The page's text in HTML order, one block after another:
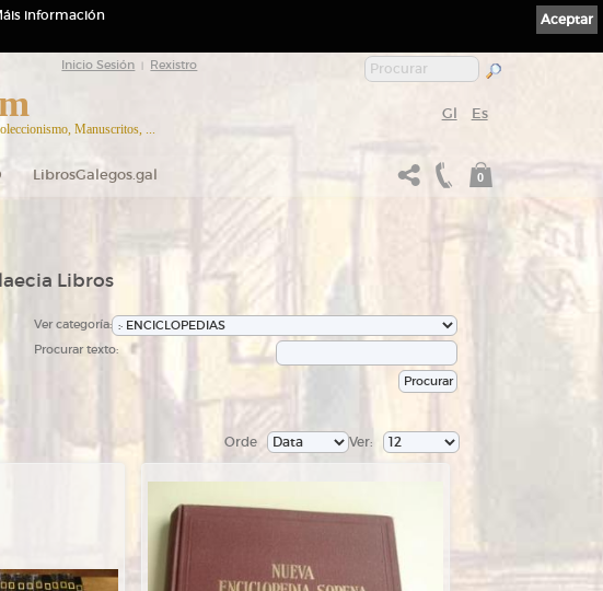
Inicio Sesión Rexistro
Manuscritos, ...
Gl Es
LibrosGalegos.gal 0
Libros
Ver categoría:
Procurar texto:
Ver:
Orde
Aceptar
información